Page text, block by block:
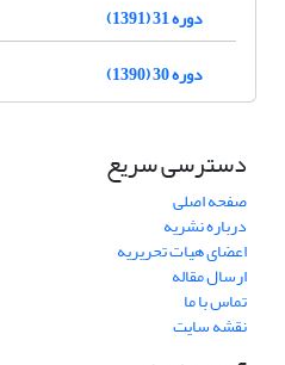
دوره 31 (1391)
دوره 30 (1390)
دسترسی سریع
صفحه اصلی
درباره نشریه
اعضای هیات تحریریه
ارسال مقاله
تماس با ما
نقشه سایت